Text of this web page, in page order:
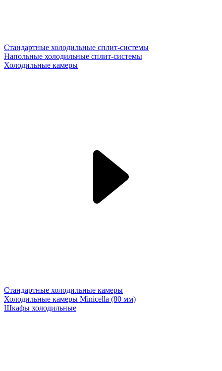
Стандартные холодильные сплит-системы
Напольные холодильные сплит-системы
Холодильные камеры
Стандартные холодильные камеры
Холодильные камеры Minicella (80 мм)
Шкафы холодильные